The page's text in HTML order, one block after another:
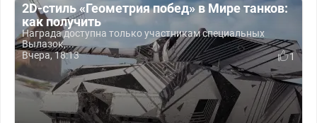
2D-стиль «Геометрия побед» в Мире танков:
как получить
Награда доступна только участникам специальных
Вылазок,...
Вчера, 18:13
1